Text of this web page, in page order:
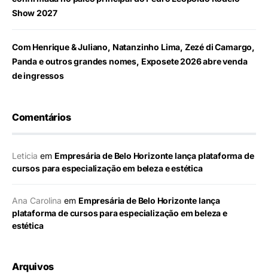
Show 2027
Com Henrique & Juliano, Natanzinho Lima, Zezé di Camargo,
Panda e outros grandes nomes, Exposete 2026 abre venda
de ingressos
Comentários
Leticia em Empresária de Belo Horizonte lança plataforma de
cursos para especialização em beleza e estética
Ana Carolina em Empresária de Belo Horizonte lança
plataforma de cursos para especialização em beleza e
estética
Arquivos